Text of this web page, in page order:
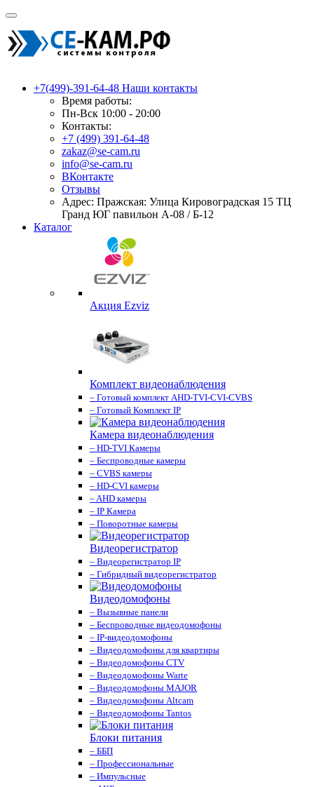
+7(499)-391-64-48 Наши контакты
Время работы:
Пн-Вск 10:00 - 20:00
Контакты:
+7 (499) 391-64-48
zakaz@se-cam.ru
info@se-cam.ru
ВКонтакте
Отзывы
Адрес: Пражская: Улица Кировоградская 15 ТЦ
Гранд ЮГ павильон А-08 / Б-12
Каталог
Акция Ezviz
Комплект видеонаблюдения
– Готовый комплект AHD-TVI-CVI-CVBS
– Готовый Комплект IP
Камера видеонаблюдения
– HD-TVI Камеры
– Беспроводные камеры
– CVBS камеры
– HD-CVI камеры
– AHD камеры
– IP Камера
– Поворотные камеры
Видеорегистратор
– Видеорегистратор IP
– Гибридный видеорегистратор
Видеодомофоны
– Вызывные панели
– Беспроводные видеодомофоны
– IP-видеодомофоны
– Видеодомофоны для квартиры
– Видеодомофоны CTV
– Видеодомофоны Warte
– Видеодомофоны MAJOR
– Видеодомофоны Altcam
– Видеодомофоны Tantos
Блоки питания
– ББП
– Профессиональные
– Импульсные